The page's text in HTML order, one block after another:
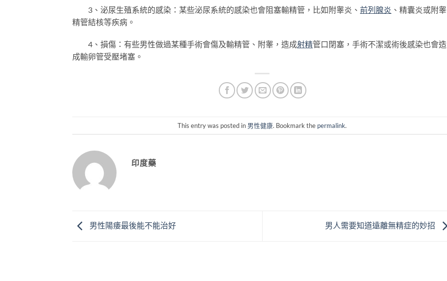
3、泌尿生殖系統的感染：某些泌尿系統的感染也會阻塞輸精管，比如附睾炎、 前列腺炎 、精囊炎或附睾
精管結核等疾病。
4、損傷：有些男性做過某種手術會傷及輸精管、附睾，造成射精管口閉塞，手術不潔或術後感染也會造
成輸卵管受壓堵塞。
This entry was posted in 男性健康. Bookmark the permalink.
印度藥
男性陽痿最後能不能治好 男人需要知道遠離無精症的妙招